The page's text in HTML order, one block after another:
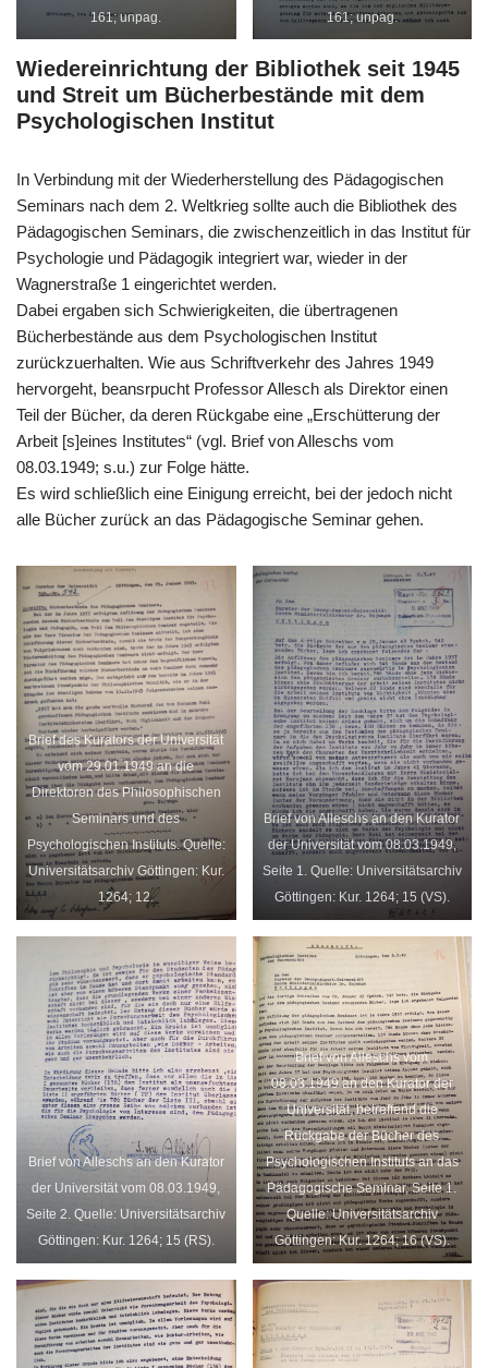
161; unpag. 161; unpag.
Wiedereinrichtung der Bibliothek seit 1945
und Streit um Bücherbestände mit dem
Psychologischen Institut
In Verbindung mit der Wiederherstellung des Pädagogischen
Seminars nach dem 2. Weltkrieg sollte auch die Bibliothek des
Pädagogischen Seminars, die zwischenzeitlich in das Institut für
Psychologie und Pädagogik integriert war, wieder in der
Wagnerstraße 1 eingerichtet werden.
Dabei ergaben sich Schwierigkeiten, die übertragenen
Bücherbestände aus dem Psychologischen Institut
zurückzuerhalten. Wie aus Schriftverkehr des Jahres 1949
hervorgeht, beansrpucht Professor Allesch als Direktor einen
Teil der Bücher, da deren Rückgabe eine „Erschütterung der
Arbeit [s]eines Institutes“ (vgl. Brief von Alleschs vom
08.03.1949; s.u.) zur Folge hätte.
Es wird schließlich eine Einigung erreicht, bei der jedoch nicht
alle Bücher zurück an das Pädagogische Seminar gehen.
Brief des Kurators der Universität
vom 29.01.1949 an die
Direktoren des Philosophischen
Seminars und des
Psychologischen Instituts. Quelle:
Universitätsarchiv Göttingen: Kur.
1264; 12.
Brief von Alleschs an den Kurator
der Universität vom 08.03.1949,
Seite 1. Quelle: Universitätsarchiv
Göttingen: Kur. 1264; 15 (VS).
Brief von Alleschs an den Kurator
der Universität vom 08.03.1949,
Seite 2. Quelle: Universitätsarchiv
Göttingen: Kur. 1264; 15 (RS).
Brief von Alleschs vom
08.03.1949 an den Kurator der
Universität, betreffend die
Rückgabe der Bücher des
Psychologischen Instituts an das
Pädagogische Seminar, Seite 1.
Quelle: Universitätsarchiv
Göttingen: Kur. 1264; 16 (VS).